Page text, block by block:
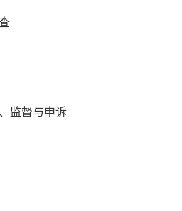
监督与申诉